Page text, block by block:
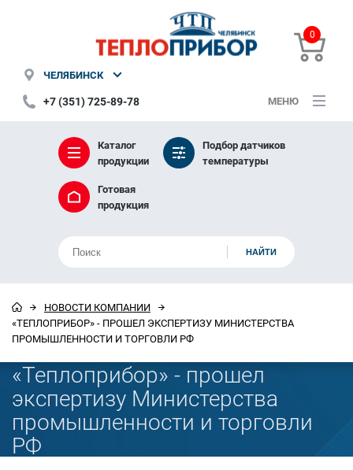
ЧЕЛЯБИНСК
+7 (351) 725-89-78 МЕНЮ
0
Каталог
продукции
Подбор датчиков
температуры
Готовая
продукция
НОВОСТИ КОМПАНИИ
«ТЕПЛОПРИБОР» - ПРОШЕЛ ЭКСПЕРТИЗУ МИНИСТЕРСТВА
ПРОМЫШЛЕННОСТИ И ТОРГОВЛИ РФ
«Теплоприбор» - прошел
экспертизу Министерства
промышленности и торговли
РФ